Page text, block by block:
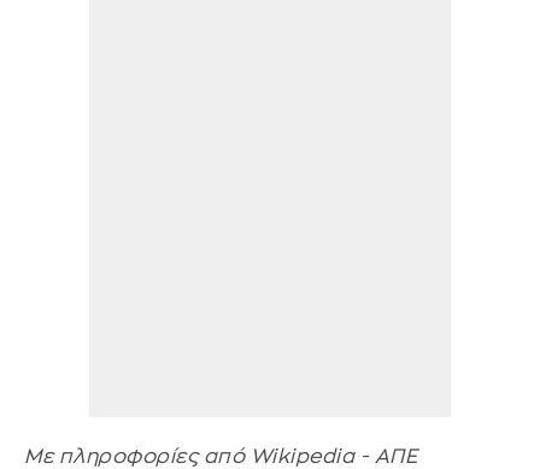
Με πληροφορίες από Wikipedia - ΑΠΕ